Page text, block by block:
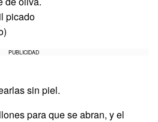
picado
PUBLICIDAD
sin piel.
para que se abran, y el